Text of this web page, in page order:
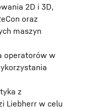
2D i 3D,
oraz
maszyn
operatorów w
z
Liebherr w celu